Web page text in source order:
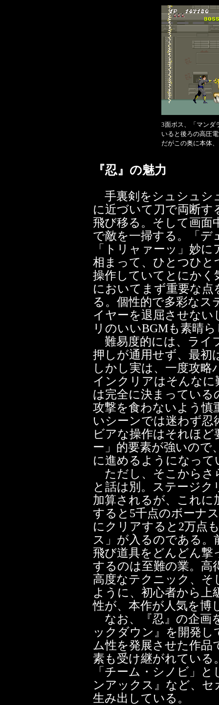
3面ボス、「マンダ
いると後ろの高圧
だがこの奥に本体
『忍』の魅力
手裏剣をシュシュシ
に近づいて刀で両断
飛び移る。そして画面
で敵を一掃する。「デ
「トリャァーッ」妙
相まって、ひとつひ
操作していてとにかく
においてまず重要な
る。個性的で多彩なス
イヤーを退屈させない
リのいいBGMも素晴
難易度的には、ライ
押しが通用せず、最初
しかし実は、一度攻
インクリアはそんな
は完全に決まっている
攻撃を食わないよう慎
いシーンでは迷わず
ビアな操作はそれほ
ー」的要素が強いの
に進めるようになっ
ただし、そこからさ
と話は別。ステージ
加算されるが、これに
すると5千点のボーナ
にクリアすると2万点
ス」が入るのである
飛び道具をどんどん
するのは至難の業。高
高度なテクニック、そ
ように、初心者から上
性が、本作が人気を博
なお、『忍』の企画
ックダウン』を開発
ム性を発展させた作品
素も受け継がれている
「チーム・シノビ」
ンアックス』など、
生み出している。